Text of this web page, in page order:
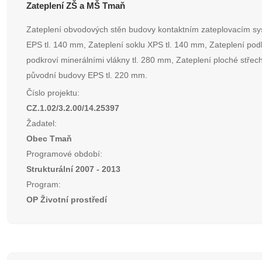
Zateplení ZŠ a MŠ Tmaň
Zateplení obvodových stěn budovy kontaktním zateplovacím
EPS tl. 140 mm, Zateplení soklu XPS tl. 140 mm, Zateplení
podkroví minerálními vlákny tl. 280 mm, Zateplení ploché
původní budovy EPS tl. 220 mm.
Číslo projektu:
CZ.1.02/3.2.00/14.25397
Žadatel:
Obec Tmaň
Programové období:
Strukturální 2007 - 2013
Program:
OP Životní prostředí